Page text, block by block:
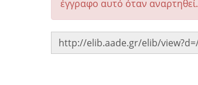
έγγραφο αυτό όταν αναρτηθεί.